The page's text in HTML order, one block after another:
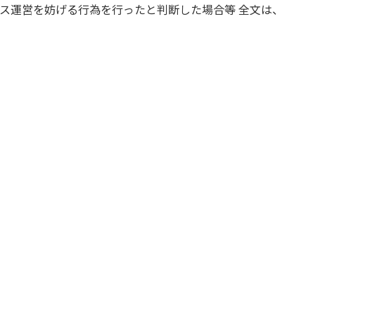
営を妨げる行為を行ったと判断した場合等 全文は、